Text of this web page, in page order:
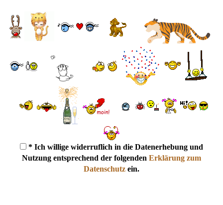
* Ich willige widerruflich in die Datenerhebung und
Nutzung entsprechend der folgenden Erklärung zum
Datenschutz ein.